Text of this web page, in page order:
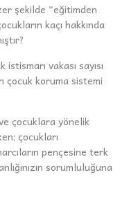
şekilde “eğitimden
kaçı hakkında
vakası sayısı
çocuk koruma sistemi
çocuklara yönelik
çocukları
pençesine terk
sorumluluğuna